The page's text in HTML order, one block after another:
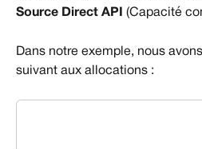
Source Direct API
(Capacité
Dans notre exemple, nous
suivant aux allocations :